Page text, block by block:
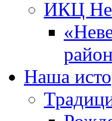
ИКЦ
Наша